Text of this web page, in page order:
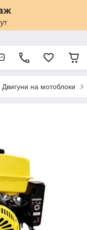
Двигуни на мотоблоки